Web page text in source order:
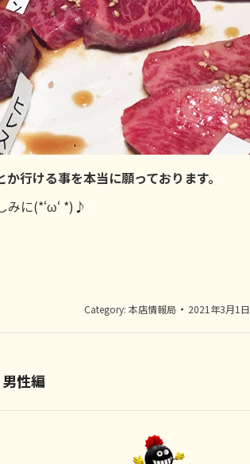
行ける事を本当に願っております。
みに(*‘ω‘ *)♪
Category: 本店情報局 2021年3月1日
性編